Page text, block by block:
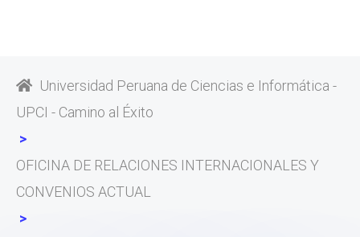
Universidad Peruana de Ciencias e Informática -
UPCI - Camino al Éxito
OFICINA DE RELACIONES INTERNACIONALES Y
CONVENIOS ACTUAL